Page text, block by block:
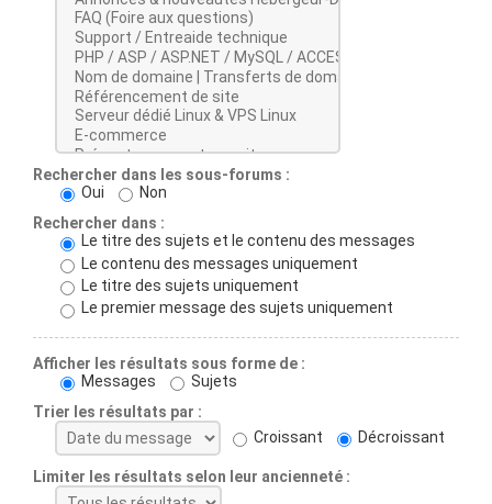
Rechercher dans les sous-forums :
Oui
Non
Rechercher dans :
Le titre des sujets et le contenu des messages
Le contenu des messages uniquement
Le titre des sujets uniquement
Le premier message des sujets uniquement
Afficher les résultats sous forme de :
Messages
Sujets
Trier les résultats par :
Croissant
Décroissant
Limiter les résultats selon leur ancienneté :